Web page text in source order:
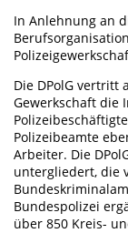
In Anlehnung an
Die DPolG vertritt
Gewerkschaft die
Polizeibeamte
Arbeiter. Die
untergliedert, die
Bundespolizei
über 850 Kreis-